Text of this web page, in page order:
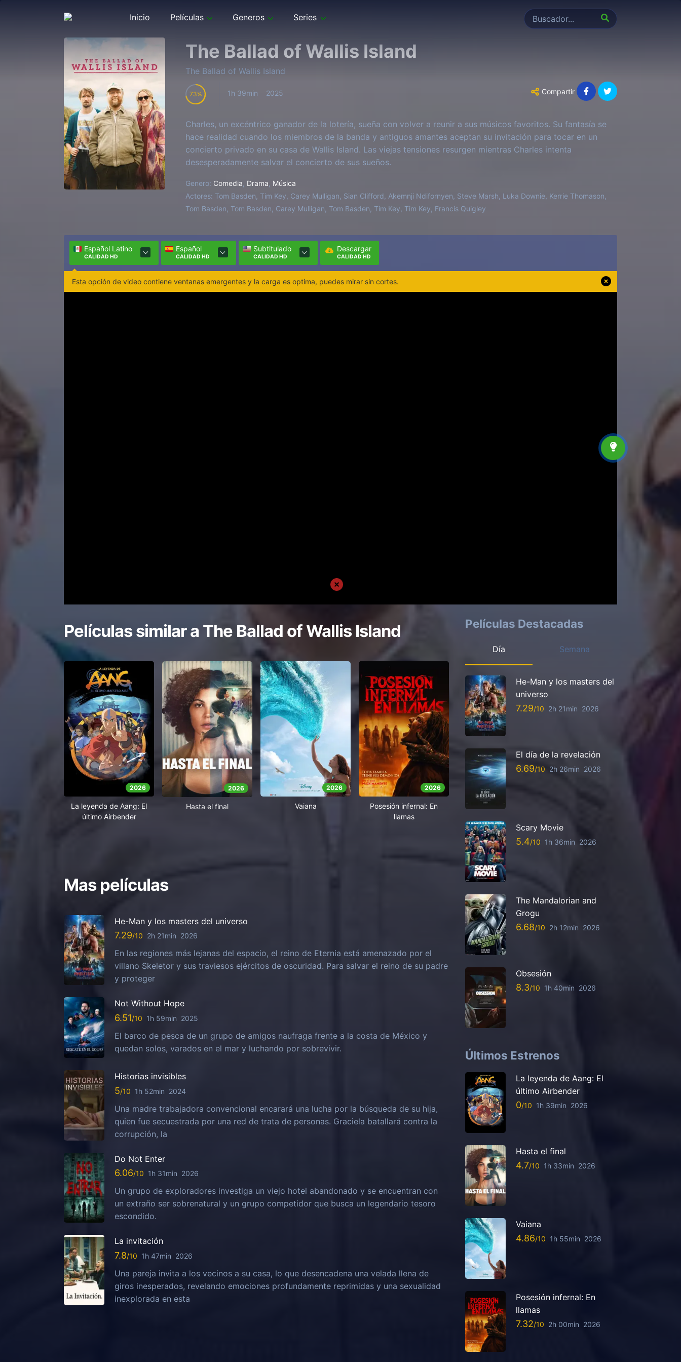
Inicio Películas Generos Series
The Ballad of Wallis Island
The Ballad of Wallis Island
73 1h 39min 2025 Compartir
Charles, un excéntrico ganador de la lotería, sueña con volver a reunir a sus músicos favoritos. Su fantasía se
hace realidad cuando los miembros de la banda y antiguos amantes aceptan su invitación para tocar en un
concierto privado en su casa de Wallis Island. Las viejas tensiones resurgen mientras Charles intenta
desesperadamente salvar el concierto de sus sueños.
Genero: Comedia Drama Música
Actores: Tom Basden, Tim Key, Carey Mulligan, Sian Clifford, Akemnji Ndifornyen, Steve Marsh, Luka Downie, Kerrie Thomason,
Tom Basden, Tom Basden, Carey Mulligan, Tom Basden, Tim Key, Tim Key, Francis Quigley
Español Latino
CALIDAD HD
Español
CALIDAD HD
Subtitulado
CALIDAD HD
Descargar
CALIDAD HD
Esta opción de video contiene ventanas emergentes y la carga es optima, puedes mirar sin cortes.
Películas similar a The Ballad of Wallis Island
2026
La leyenda de Aang: El
último Airbender
2026
Hasta el final
2026
Vaiana
2026
Posesión infernal: En
llamas
Mas películas
He-Man y los masters del universo
7.29 2h 21min 2026
En las regiones más lejanas del espacio, el reino de Eternia está amenazado por el
villano Skeletor y sus traviesos ejércitos de oscuridad. Para salvar el reino de su padre
y proteger
Not Without Hope
6.51 1h 59min 2025
El barco de pesca de un grupo de amigos naufraga frente a la costa de México y
quedan solos, varados en el mar y luchando por sobrevivir.
Historias invisibles
5 1h 52min 2024
Una madre trabajadora convencional encarará una lucha por la búsqueda de su hija,
quien fue secuestrada por una red de trata de personas. Graciela batallará contra la
corrupción, la
Do Not Enter
6.06 1h 31min 2026
Un grupo de exploradores investiga un viejo hotel abandonado y se encuentran con
un extraño ser sobrenatural y un grupo competidor que busca un legendario tesoro
escondido.
La invitación
7.8 1h 47min 2026
Una pareja invita a los vecinos a su casa, lo que desencadena una velada llena de
giros inesperados, revelando emociones profundamente reprimidas y una sexualidad
inexplorada en esta
Películas Destacadas
Día Semana
He-Man y los masters del
universo
7.29 2h 21min 2026
El día de la revelación
6.69 2h 26min 2026
Scary Movie
5.4 1h 36min 2026
The Mandalorian and
Grogu
6.68 2h 12min 2026
Obsesión
8.3 1h 40min 2026
Últimos Estrenos
La leyenda de Aang: El
último Airbender
0 1h 39min 2026
Hasta el final
4.7 1h 33min 2026
Vaiana
4.86 1h 55min 2026
Posesión infernal: En
llamas
7.32 2h 00min 2026